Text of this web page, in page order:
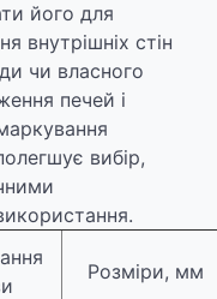
його для
внутрішніх стін
чи власного
печей і
вибір,
Розміри, мм